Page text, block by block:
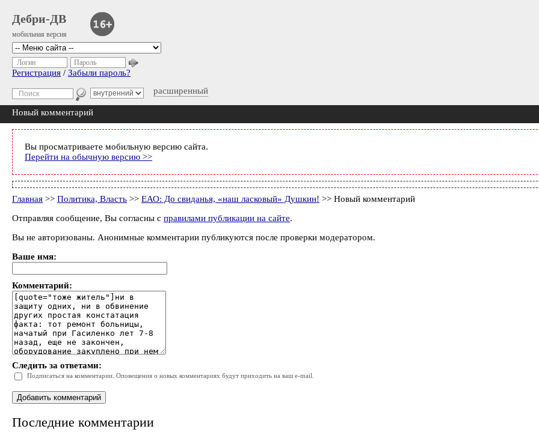
Дебри-ДВ
мобильная версия
расширенный
Логин Пароль
Регистрация / Забыли пароль?
Новый комментарий
Вы просматриваете мобильную версию сайта.
Перейти на обычную версию >>
Главная >> Политика, Власть >> ЕАО: До свиданья, «наш ласковый» Душкин! >> Новый комментарий
Отправляя сообщение, Вы согласны с правилами публикации на сайте.
Вы не авторизованы. Анонимные комментарии публикуются после проверки модератором.
Ваше имя:
Комментарий:
Следить за ответами:
Подписаться на комментарии. Оповещения о новых комментариях будут приходить на ваш e-mail.
Последние комментарии